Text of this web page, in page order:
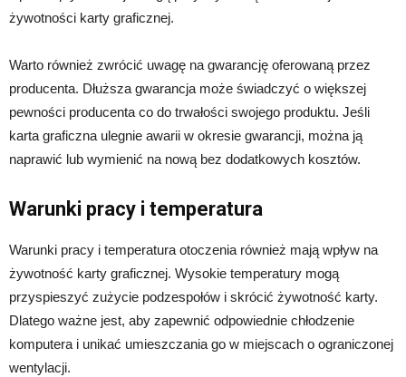
żywotności karty graficznej.
Warto również zwrócić uwagę na gwarancję oferowaną przez
producenta. Dłuższa gwarancja może świadczyć o większej
pewności producenta co do trwałości swojego produktu. Jeśli
karta graficzna ulegnie awarii w okresie gwarancji, można ją
naprawić lub wymienić na nową bez dodatkowych kosztów.
Warunki pracy i temperatura
Warunki pracy i temperatura otoczenia również mają wpływ na
żywotność karty graficznej. Wysokie temperatury mogą
przyspieszyć zużycie podzespołów i skrócić żywotność karty.
Dlatego ważne jest, aby zapewnić odpowiednie chłodzenie
komputera i unikać umieszczania go w miejscach o ograniczonej
wentylacji.